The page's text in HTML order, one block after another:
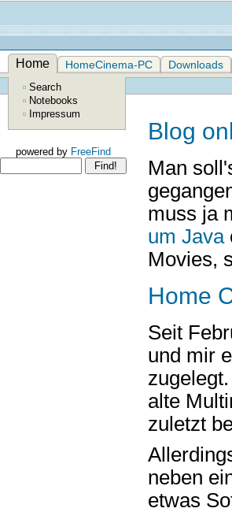
Home HomeCinema-PC Downloads
Search
Notebooks
Impressum
powered by FreeFind
Blog
Man
muss ja
um Java
Movies,
Home
Seit
und mir
alte
zuletzt
neben
etwas